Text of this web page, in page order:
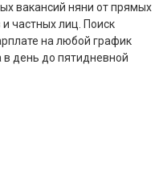
вакансий няни от прямых
частных лиц. Поиск
на любой график
в день до пятидневной